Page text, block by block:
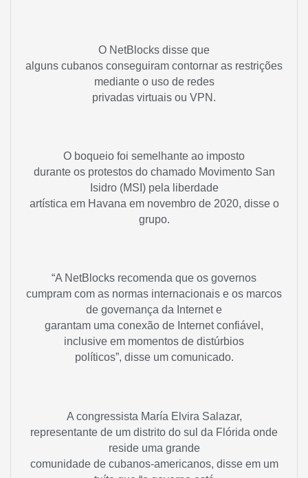
O NetBlocks disse que
alguns cubanos conseguiram contornar as restrições
mediante o uso de redes
privadas virtuais ou VPN.
O boqueio foi semelhante ao imposto
durante os protestos do chamado Movimento San
Isidro (MSI) pela liberdade
artística em Havana em novembro de 2020, disse o
grupo.
“A NetBlocks recomenda que os governos
cumpram com as normas internacionais e os marcos
de governança da Internet e
garantam uma conexão de Internet confiável,
inclusive em momentos de distúrbios
políticos”, disse um comunicado.
A congressista María Elvira Salazar,
representante de um distrito do sul da Flórida onde
reside uma grande
comunidade de cubanos-americanos, disse em um